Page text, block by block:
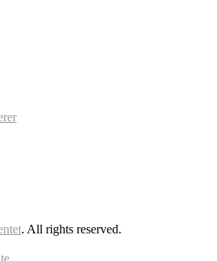
. All rights reserved.